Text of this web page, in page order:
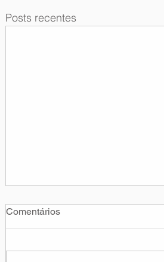
Posts recentes
Comentários